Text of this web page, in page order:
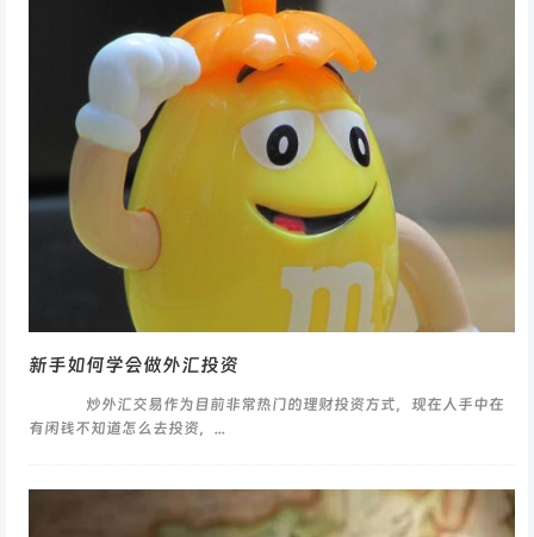
新手如何学会做外汇投资
炒外汇交易作为目前非常热门的理财投资方式，现在人手中在
有闲钱不知道怎么去投资，...